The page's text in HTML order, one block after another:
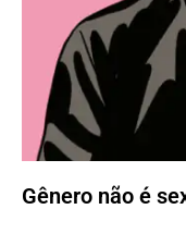
Gênero não é